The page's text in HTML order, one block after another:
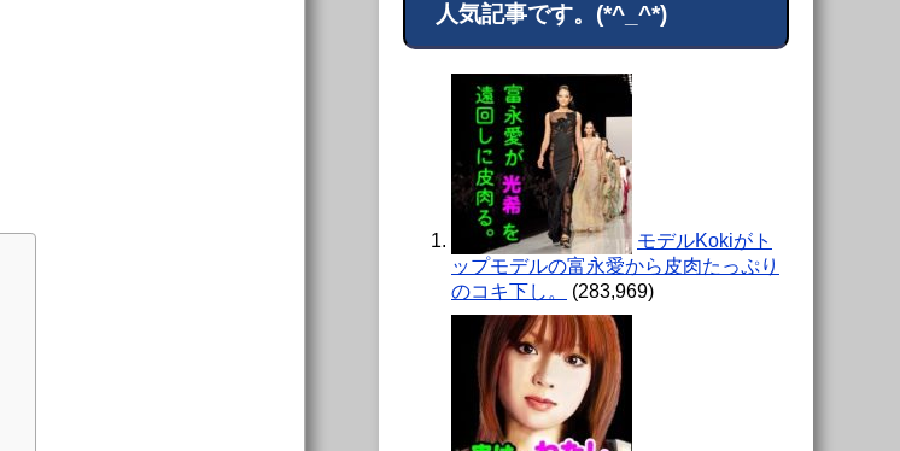
人気記事です。(*^_^*)
モデルKokiがト
ップモデルの富永愛から皮肉たっぷり
のコキ下し。
(283,969)